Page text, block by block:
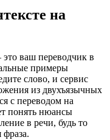
на
ваш переводчик в
примеры
слово, и сервис
из двухъязычных
с переводом на
понять нюансы
в речи, будь то